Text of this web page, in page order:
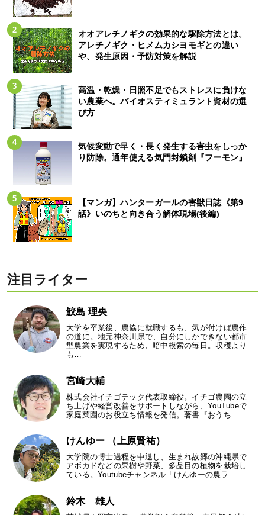
オオアレチノギクの効果的な駆除方法とは。
アレチノギク・ヒメムカシヨモギとの違い
や、発生原因・予防対策を解説
高温・乾燥・日照不足でもストレスに負けな
い農業へ。バイオスティミュラント資材の選
び方
気候変動で早く・長く発生する害虫をしっか
り防除。通年使える気門封鎖剤『フーモン』
【マンガ】ハンターガールの害獣日誌《第9
話》いのちと向き合う解体現場(後編)
注目ライター
鮫島 理央
大学を卒業後、農協に就職するも、気が付けば農作
の道に。地元神奈川県で、自分にしかできない都市
型農業を実現するため、暗中模索の毎日。収穫より
も…
宮崎大輔
株式会社イチゴテック代表取締役。イチゴ農園の立
ち上げや経営改善をサポートしながら、YouTubeで
家庭菜園のお役立ち情報を発信。著書『おうち…
けんゆー （上原賢祐）
大学院の博士過程を中退し、生まれ故郷の沖縄県で
アボカドなどの果樹や野菜、多品目の植物を栽培し
ている。Youtubeチャンネル「けんゆーの農ラ…
鈴木 雄人